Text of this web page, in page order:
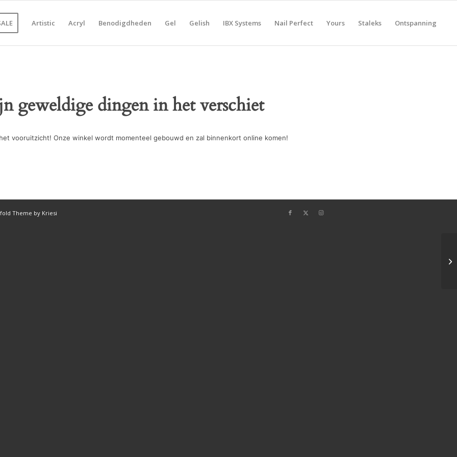
Artistic Acryl Benodigdheden Gel Gelish IBX Systems Nail Perfect Yours Staleks Ontspanning
geweldige dingen in het verschiet
vooruitzicht! Onze winkel wordt momenteel gebouwd en zal binnenkort online komen!
Theme by Kriesi